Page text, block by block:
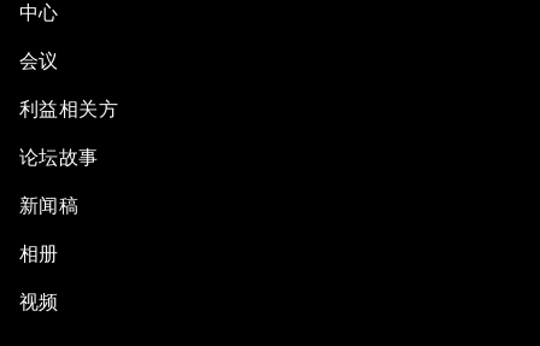
中心
会议
利益相关方
论坛故事
新闻稿
相册
视频